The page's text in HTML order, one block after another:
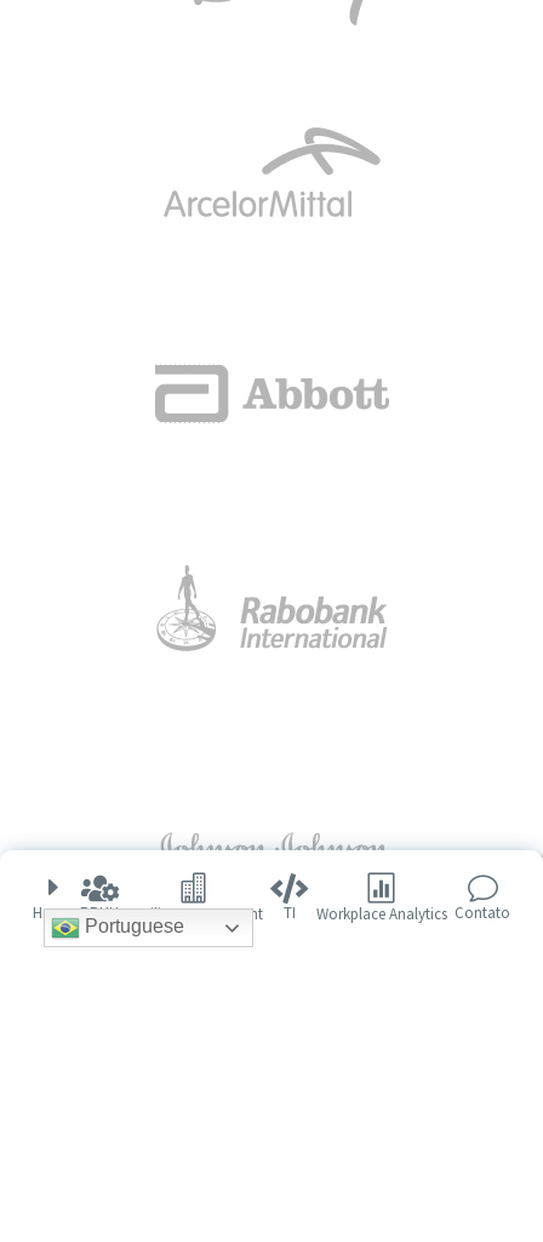
E
Home

RRHH

Facility Management

TI

Workplace Analytics
v
Contato
Portuguese